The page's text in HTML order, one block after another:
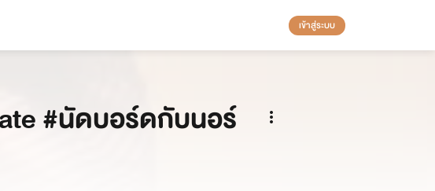
เข้าสู่ระบบ
#นัดบอร์ดกับนอร์